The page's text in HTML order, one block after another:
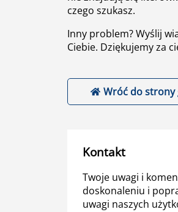
czego szukasz.
Inny problem? Wyślij
Ciebie. Dziękujemy za
Wróć do strony
Kontakt
Twoje uwagi i
doskonaleniu i
uwagi naszych